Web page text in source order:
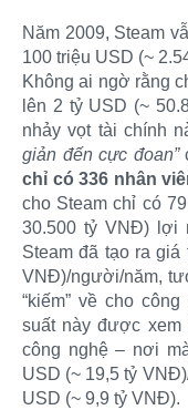
Năm 2009, Steam
100 triệu USD (~
Không ai ngờ rằng
lên 2 tỷ USD (~
nhảy vọt tài chính
giản đến cực đoan”
chỉ có 336 nhân
cho Steam chỉ có
30.500 tỷ VNĐ) lợi
Steam đã tạo ra
VNĐ)/người/năm,
“kiếm” về cho
suất này được xem
công nghệ – nơi
USD (~ 19,5 tỷ
USD (~ 9,9 tỷ VNĐ).